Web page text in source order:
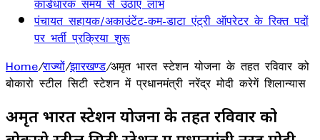
पंचायत सहायक/अकाउंटेंट-कम-डाटा एंट्री ऑपरेटर के रिक्त पदों
पर भर्ती प्रक्रिया शुरू
Home/राज्यों/झारखण्ड/अमृत भारत स्टेशन योजना के तहत रविवार को
बोकारो स्टील सिटी स्टेशन में प्रधानमंत्री नरेंद्र मोदी करेगें शिलान्यास
अमृत भारत स्टेशन योजना के तहत रविवार को